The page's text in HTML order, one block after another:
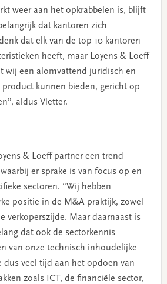
weer aan het opkrabbelen is, blijft
dat kantoren zich
dat elk van de top 10 kantoren
heeft, maar Loyens & Loeff
wij een alomvattend juridisch en
kunnen bieden, gericht op
aldus Vletter.
& Loeff partner een trend
er sprake is van focus op en
sectoren. “Wij hebben
positie in de M&A praktijk, zowel
verkoperszijde. Maar daarnaast is
dat ook de sectorkennis
van onze technisch inhoudelijke
dus veel tijd aan het opdoen van
zoals ICT, de financiële sector,